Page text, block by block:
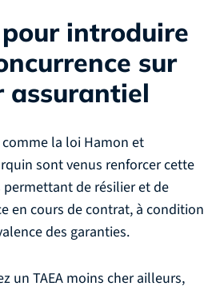
pour introduire
sur
assurantiel
comme la loi Hamon et
sont venus renforcer cette
de résilier et de
en cours de contrat, à condition
des garanties.
un TAEA moins cher ailleurs,